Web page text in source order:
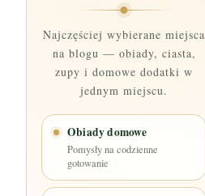
Najczęściej wybierane miejsca
na blogu — obiady, ciasta,
zupy i domowe dodatki w
jednym miejscu.
Obiady domowe
Pomysły na codzienne
gotowanie